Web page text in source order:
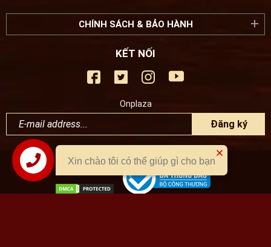
CHÍNH SÁCH & BẢO HÀNH
KẾT NỐI
Onplaza
Đăng ký
Liên hệ
Xin chào tôi có thể giúp gì cho bạn